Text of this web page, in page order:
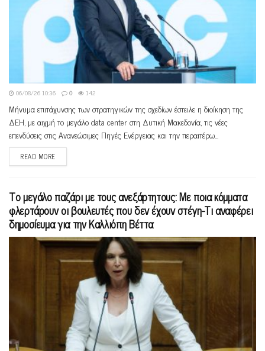
06/08/26 10:36 0 142
Μήνυμα επιτάχυνσης των στρατηγικών της σχεδίων έστειλε η διοίκηση της
ΔΕΗ, με αιχμή το μεγάλο data center στη Δυτική Μακεδονία, τις νέες
επενδύσεις στις Ανανεώσιμες Πηγές Ενέργειας και την περαιτέρω...
READ MORE
Το μεγάλο παζάρι με τους ανεξάρτητους: Με ποια κόμματα
φλερτάρουν οι βουλευτές που δεν έχουν στέγη-Τι αναφέρει
δημοσίευμα για την Καλλιόπη Βέττα